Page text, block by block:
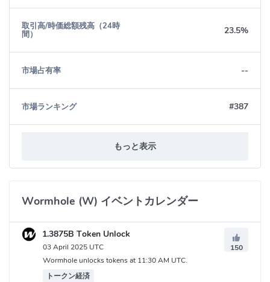
取引高/時価総額残高（24時
間） 23.5%
市場占有率 --
市場ランキング #387
もっと表示
Wormhole (W) イベントカレンダー
1.3875B Token Unlock
03 April 2025 UTC
150
Wormhole unlocks tokens at 11:30 AM UTC.
トークン経済